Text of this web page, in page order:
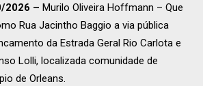
2026 – Murilo Oliveira Hoffmann – Que
Rua Jacintho Baggio a via pública
da Estrada Geral Rio Carlota e
Lolli, localizada comunidade de
de Orleans.